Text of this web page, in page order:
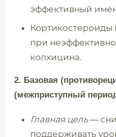
эффективный
при
колхицина.
2. Базовая
(межприступный
Главная цель—
поддерживать